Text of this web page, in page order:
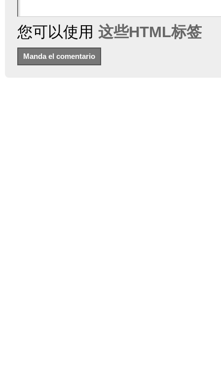
您可以使用 这些HTML标签